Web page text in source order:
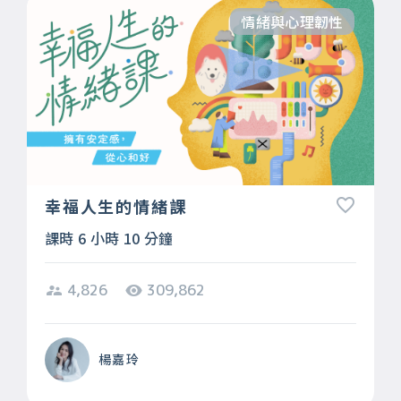
情緒與心理韌性
幸福人生的情緒課
課時 6 小時 10 分鐘
4,826 309,862
楊嘉玲